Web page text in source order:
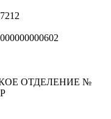
ОТДЕЛЕНИЕ №